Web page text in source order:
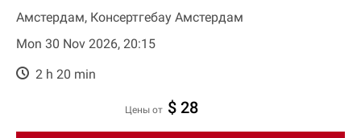
Амстердам, Консертгебау Амстердам
Mon 30 Nov 2026, 20:15
2 h 20 min
цены от $ 28